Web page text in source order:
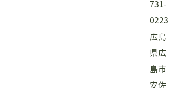
731-
0223
広島
県広
島市
安佐